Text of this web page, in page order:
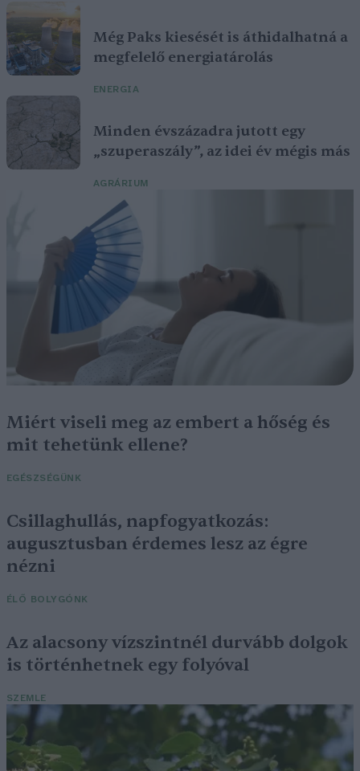
Még Paks kiesését is áthidalhatná a
megfelelő energiatárolás
ENERGIA
Minden évszázadra jutott egy
„szuperaszály”, az idei év mégis más
AGRÁRIUM
Miért viseli meg az embert a hőség és
mit tehetünk ellene?
EGÉSZSÉGÜNK
Csillaghullás, napfogyatkozás:
augusztusban érdemes lesz az égre
nézni
ÉLŐ BOLYGÓNK
Az alacsony vízszintnél durvább dolgok
is történhetnek egy folyóval
SZEMLE